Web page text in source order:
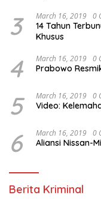
3 March 16, 2019 0
14 Tahun
Khusus
4 March 16, 2019 0
Prabowo
5 March 16, 2019 0
Video:
6 March 16, 2019 0
Aliansi Nissan-
Berita Kriminal